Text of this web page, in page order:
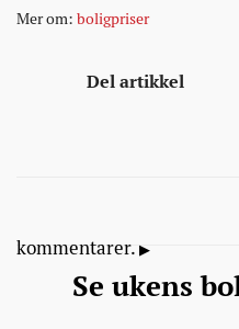
Mer om: boligpriser
Del artikkel
kommentarer.
Se ukens